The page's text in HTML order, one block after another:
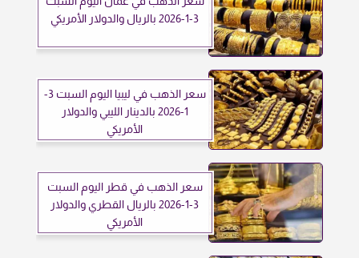
3-1-2026 بالريال والدولار الأمريكي
سعر الذهب في ليبيا اليوم السبت 3-
1-2026 بالدينار الليبي والدولار
الأمريكي
سعر الذهب في قطر اليوم السبت
3-1-2026 بالريال القطري والدولار
الأمريكي